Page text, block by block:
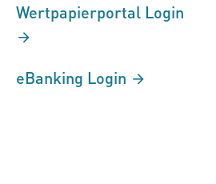
Wertpapierportal Login
eBanking Login